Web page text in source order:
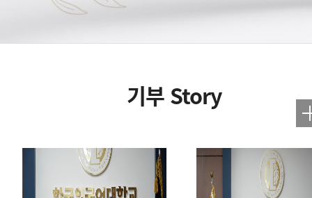
기부 Story